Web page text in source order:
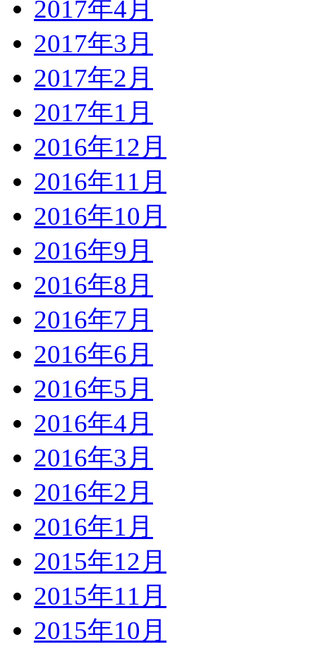
2017年4月
2017年3月
2017年2月
2017年1月
2016年12月
2016年11月
2016年10月
2016年9月
2016年8月
2016年7月
2016年6月
2016年5月
2016年4月
2016年3月
2016年2月
2016年1月
2015年12月
2015年11月
2015年10月